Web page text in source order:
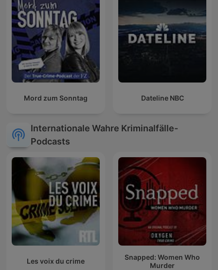
Mord zum Sonntag Dateline NBC
Internationale Wahre Kriminalfälle-
Podcasts
Les voix du crime
Snapped: Women Who
Murder